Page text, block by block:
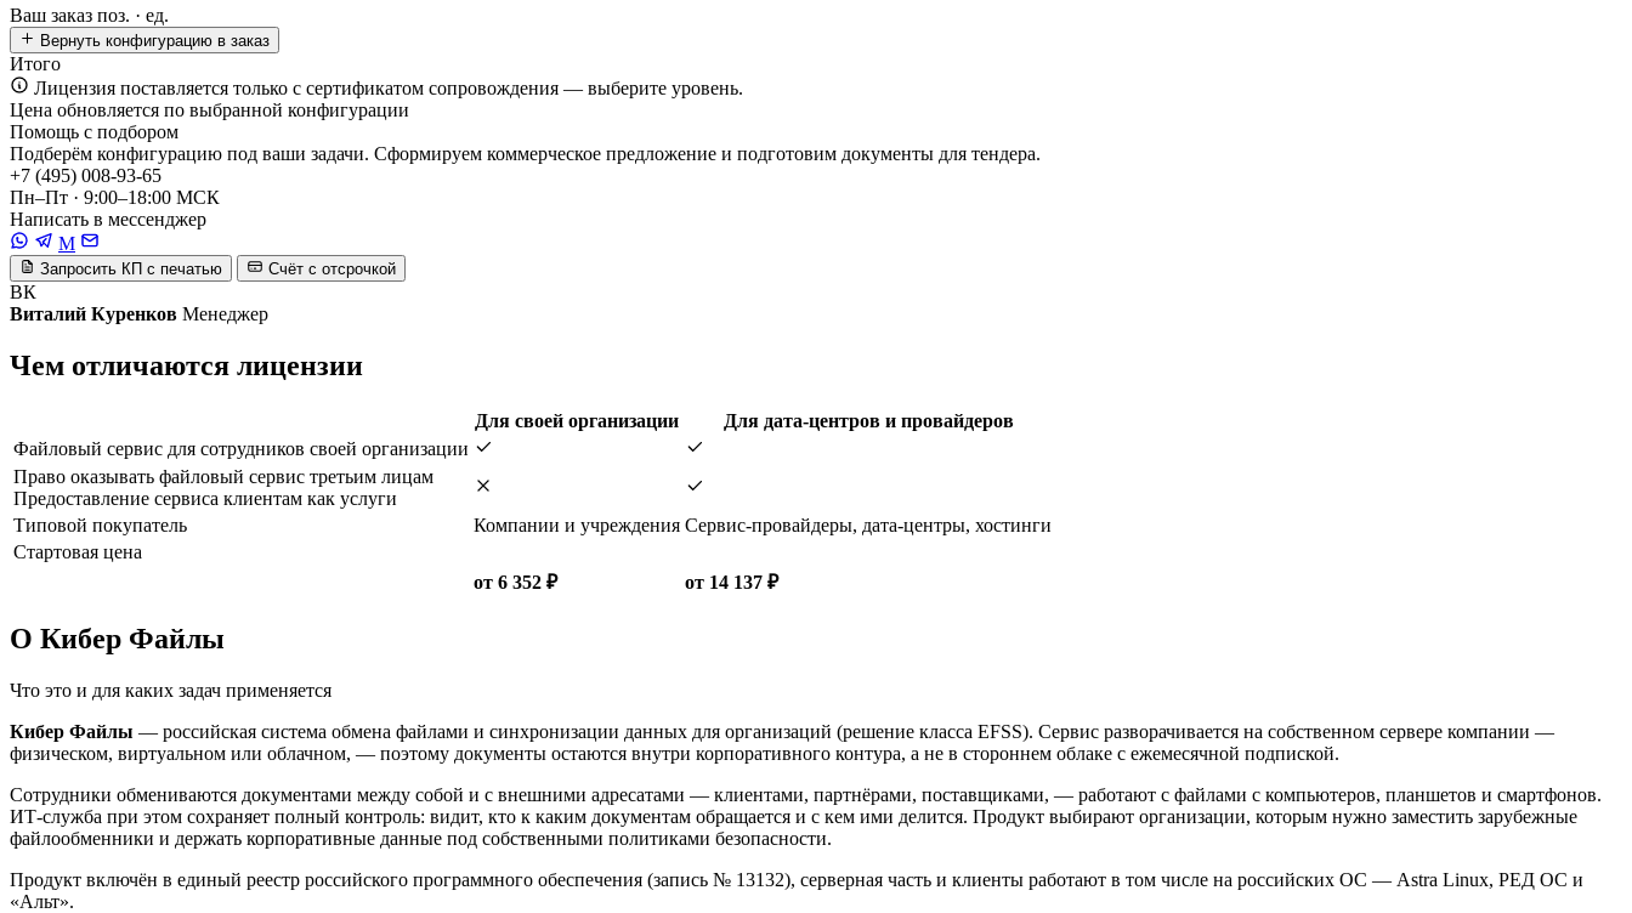
Ваш заказ поз. · ед.
Вернуть конфигурацию в заказ
Итого
Лицензия поставляется только с сертификатом сопровождения — выберите уровень.
Цена обновляется по выбранной конфигурации
Помощь с подбором
Подберём конфигурацию под ваши задачи. Сформируем коммерческое предложение и подготовим документы для тендера.
+7 (495) 008-93-65
Пн–Пт · 9:00–18:00 МСК
Написать в мессенджер
M
Запросить КП с печатью Счёт с отсрочкой
ВК
Виталий Куренков Менеджер
Чем отличаются лицензии
Для своей организации
Для дата-центров и провайдеров
Файловый сервис для сотрудников своей организации
Право оказывать файловый сервис третьим лицам
Предоставление сервиса клиентам как услуги
Типовой покупатель
Компании и учреждения Сервис-провайдеры, дата-центры, хостинги
Стартовая цена
от 6 352 ₽
от 14 137 ₽
О Кибер Файлы
Что это и для каких задач применяется
Кибер Файлы — российская система обмена файлами и синхронизации данных для организаций (решение класса EFSS). Сервис разворачивается на собственном сервере компании —
физическом, виртуальном или облачном, — поэтому документы остаются внутри корпоративного контура, а не в стороннем облаке с ежемесячной подпиской.
Сотрудники обмениваются документами между собой и с внешними адресатами — клиентами, партнёрами, поставщиками, — работают с файлами с компьютеров, планшетов и смартфонов.
ИТ-служба при этом сохраняет полный контроль: видит, кто к каким документам обращается и с кем ими делится. Продукт выбирают организации, которым нужно заместить зарубежные
файлообменники и держать корпоративные данные под собственными политиками безопасности.
Продукт включён в единый реестр российского программного обеспечения (запись № 13132), серверная часть и клиенты работают в том числе на российских ОС — Astra Linux, РЕД ОС и
«Альт».